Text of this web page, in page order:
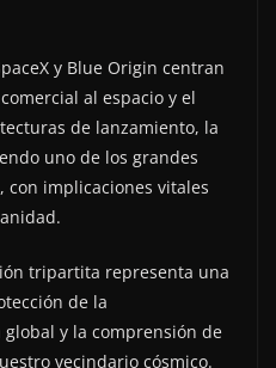
y Blue Origin centran
al espacio y el
de lanzamiento, la
uno de los grandes
con implicaciones vitales
tripartita representa una
de la
y la comprensión de
vecindario cósmico.